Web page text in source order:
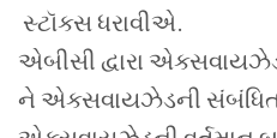
સ્ટૉક્સ ધરાવીએ.
એબીસી દ્વારા
ને એક્સવાયઝેડની